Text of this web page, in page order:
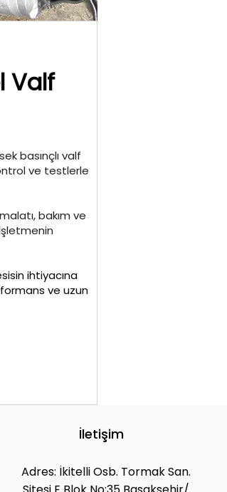
Valf
basınçlı valf
ve testlerle
bakım ve
ihtiyacına
ve uzun
İletişim
Adres: İkitelli Osb. Tormak San.